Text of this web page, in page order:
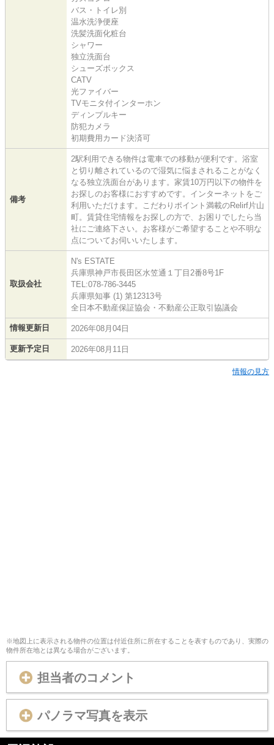
バス・トイレ別
温水洗浄便座
洗髪洗面化粧台
シャワー
独立洗面台
シューズボックス
CATV
光ファイバー
TVモニタ付インターホン
ディンプルキー
防犯カメラ
初期費用カード決済可
備考
2駅利用できる物件は電車での移動が便利です。浴室
と切り離されているので湿気に悩まされることがなく
なる独立洗面台があります。家賃10万円以下の物件を
お探しのお客様におすすめです。インターネットをご
利用いただけます。こだわりポイント満載のRelirf片山
町。賃貸住宅情報をお探しの方で、お困りでしたら当
社にご連絡下さい。お客様がご希望することや不明な
点についてお伺いいたします。
取扱会社
N's ESTATE
兵庫県神戸市長田区水笠通１丁目2番8号1F
TEL:078-786-3445
兵庫県知事 (1) 第12313号
全日本不動産保証協会・不動産公正取引協議会
情報更新日 2026年08月04日
更新予定日 2026年08月11日
情報の見方
※地図上に表示される物件の位置は付近住所に所在することを表すものであり、実際の
物件所在地とは異なる場合がございます。
担当者のコメント
パノラマ写真を表示